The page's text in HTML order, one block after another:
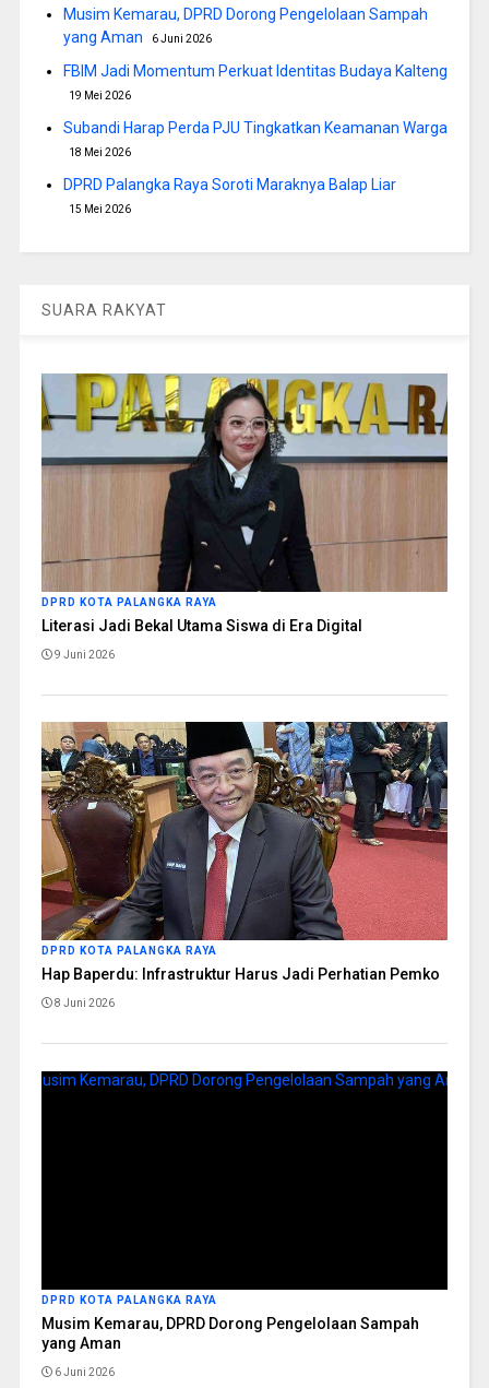
Musim Kemarau, DPRD Dorong Pengelolaan Sampah
yang Aman
6 Juni 2026
FBIM Jadi Momentum Perkuat Identitas Budaya Kalteng
19 Mei 2026
Subandi Harap Perda PJU Tingkatkan Keamanan Warga
18 Mei 2026
DPRD Palangka Raya Soroti Maraknya Balap Liar
15 Mei 2026
SUARA RAKYAT
DPRD KOTA PALANGKA RAYA
Literasi Jadi Bekal Utama Siswa di Era Digital
9 Juni 2026
DPRD KOTA PALANGKA RAYA
Hap Baperdu: Infrastruktur Harus Jadi Perhatian Pemko
8 Juni 2026
DPRD KOTA PALANGKA RAYA
Musim Kemarau, DPRD Dorong Pengelolaan Sampah
yang Aman
6 Juni 2026